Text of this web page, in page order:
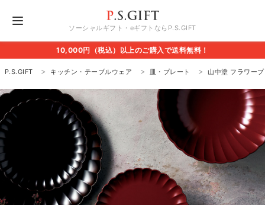
ソーシャルギフト・eギフトならP.S.GIFT
10,000円（税込）以上のご購入で送料無料！
P.S.GIFT キッチン・テーブルウェア 皿・プレート 山中塗 フラワー